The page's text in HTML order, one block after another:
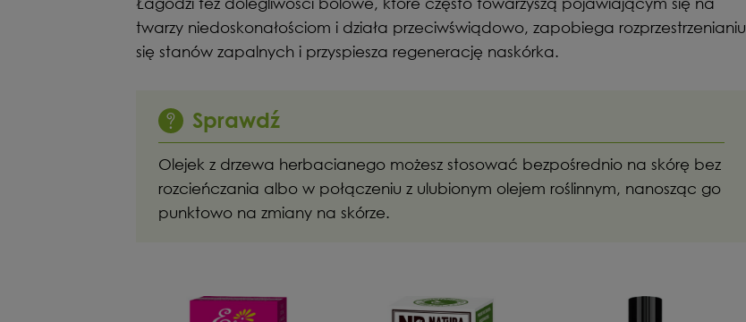
twarzy niedoskonałościom i działa przeciwświądowo, zapobiega rozprzestrzenianiu
się stanów zapalnych i przyspiesza regenerację naskórka.
Sprawdź
Olejek z drzewa herbacianego możesz stosować bezpośrednio na skórę bez
rozcieńczania albo w połączeniu z ulubionym olejem roślinnym, nanosząc go
punktowo na zmiany na skórze.